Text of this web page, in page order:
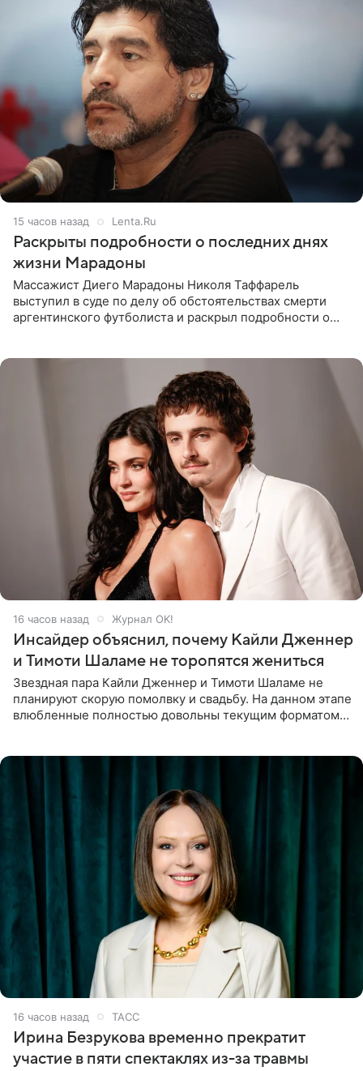
15 часов назад Lenta.Ru
Раскрыты подробности о последних днях
жизни Марадоны
Массажист Диего Марадоны Николя Таффарель
выступил в суде по делу об обстоятельствах смерти
аргентинского футболиста и раскрыл подробности о
16 часов назад Журнал OK!
Инсайдер объяснил, почему Кайли Дженнер
и Тимоти Шаламе не торопятся жениться
Звездная пара Кайли Дженнер и Тимоти Шаламе не
планируют скорую помолвку и свадьбу. На данном этапе
влюбленные полностью довольны текущим форматом
16 часов назад ТАСС
Ирина Безрукова временно прекратит
участие в пяти спектаклях из-за травмы